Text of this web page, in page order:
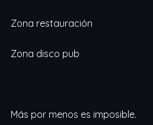
Zona restauración
Zona disco pub
Más por menos es imposible.